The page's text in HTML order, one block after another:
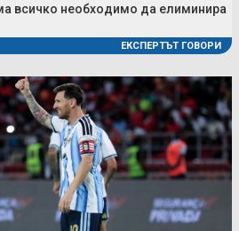
всичко необходимо да елиминира
ЕКСПЕРТЪТ ГОВОРИ